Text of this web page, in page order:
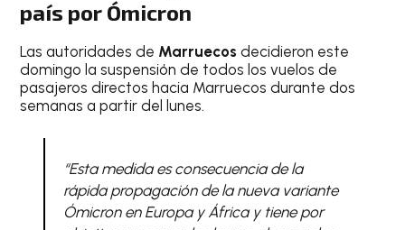
país por Ómicron
Las autoridades de Marruecosdecidieron este
domingo la suspensión de todos los vuelos de
pasajeros directos hacia Marruecos durante dos
semanas a partir del lunes.
“Esta medida es consecuencia de la
rápida propagación de la nueva variante
Ómicron en Europa y África y tiene por